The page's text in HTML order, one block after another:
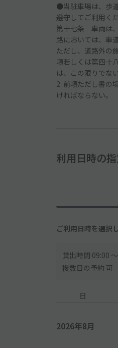
●当駐車場は、歩
遵守してご利用く
第十七条 車両は
路においては、車
ただし、道路外の
項若しくは第四十
は、この限りでない
2. 前項ただし書の
ければならない。
利用日時の
ご利用日時を選択
貸出時間 09:00
複数日の予約 可
日
2026年8月